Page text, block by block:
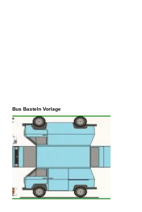
Bus Basteln Vorlage